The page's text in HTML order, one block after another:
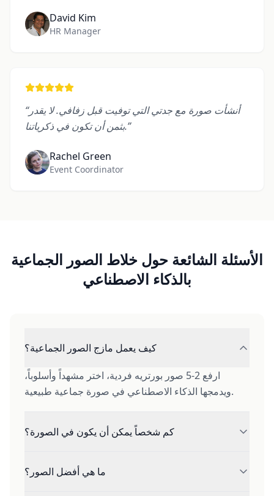
David Kim
HR Manager
“أنشأت صورة مع جدتي التي توفيت قبل زفافي. لا يقدر
بثمن أن تكون في ذكرياتنا.”
Rachel Green
Event Coordinator
الأسئلة الشائعة حول خلاط الصور الجماعية
بالذكاء الاصطناعي
كيف يعمل مازج الصور الجماعية؟
ارفع 2-5 صور بورتريه فردية، اختر مشهداً وأسلوباً،
ويدمجها الذكاء الاصطناعي في صورة جماعية طبيعية.
كم شخصاً يمكن أن يكون في الصورة؟
ما هي أفضل الصور؟